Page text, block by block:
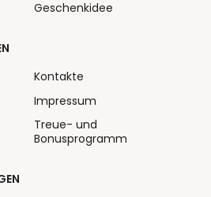
Geschenkidee
Kontakte
Impressum
Treue- und
Bonusprogramm